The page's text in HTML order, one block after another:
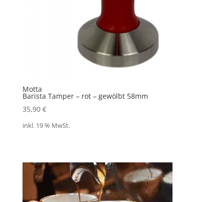
Motta
Barista Tamper – rot – gewölbt 58mm
35,90 €
inkl. 19 % MwSt.